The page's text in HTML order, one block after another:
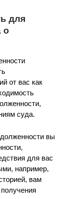
для
о
от вас как
суда.
вы
для вас
например,
вам